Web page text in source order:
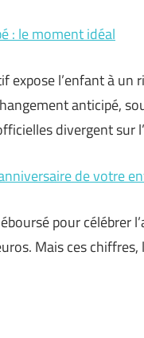
: le moment idéal
expose l’enfant à
anticipé,
divergent sur
de votre
pour célébrer
Mais ces